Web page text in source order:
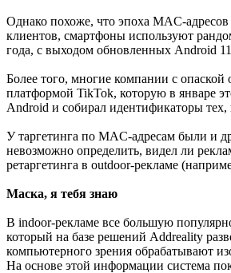
Однако похоже, что эпоха MAC-
клиентов, смартфоны используют
года, с выходом обновленных Android
Более того, многие компании с
платформой TikTok, которую в январе
Android и собирал идентификаторы тех,
У таргетинга по MAC-адресам были и
невозможно определить, видел ли
ретаргетинга в outdoor-рекламе
Маска, я тебя знаю
В indoor-рекламе все большую
который на базе решений Addreality
компьютерного зрения обрабатывают
На основе этой информации система